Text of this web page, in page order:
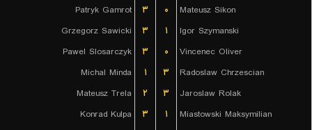
Patryk Gamrot
۳ ۰
Mateusz Sikon
Grzegorz Sawicki
۳ ۱
Igor Szymanski
Pawel Slosarczyk
۳ ۰
Vincenec Oliver
Michal Minda
۱ ۳
Radoslaw Chrzescian
Mateusz Trela
۲ ۳
Jaroslaw Rolak
Konrad Kulpa
۳ ۱
Miastowski Maksymilian